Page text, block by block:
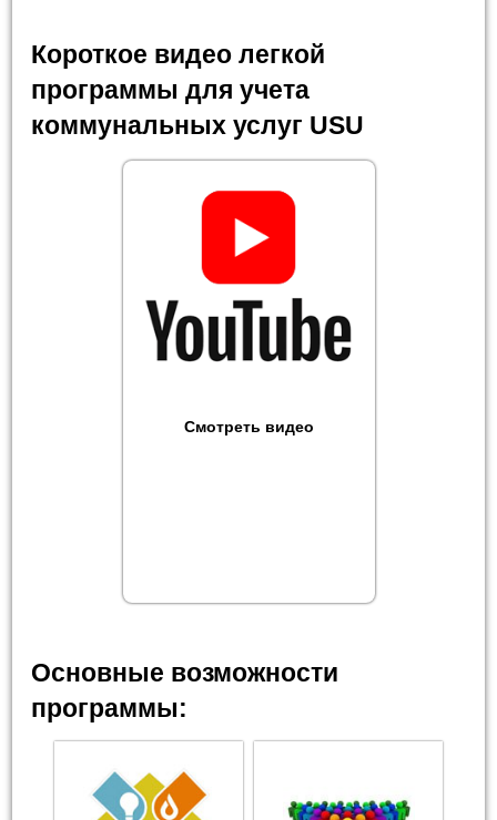
Короткое видео легкой
программы для учета
коммунальных услуг USU
Смотреть видео
Основные возможности
программы: